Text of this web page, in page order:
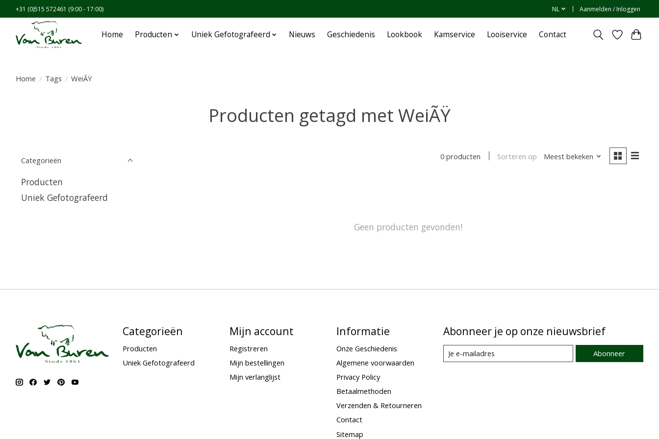
+31 (0)515 572461 (9:00 - 17:00) NL Aanmelden / Inloggen
Home Producten Uniek Gefotografeerd Nieuws Geschiedenis Lookbook Kamservice Looiservice Contact
Home / Tags / WeiÃŸ
Producten getagd met WeiÃŸ
Categorieën
Producten
Uniek Gefotografeerd
0 producten Sorteren op Meest bekeken
Geen producten gevonden!
Categorieën
Producten
Uniek Gefotografeerd
Mijn account
Registreren
Mijn bestellingen
Mijn verlanglijst
Informatie
Onze Geschiedenis
Algemene voorwaarden
Privacy Policy
Betaalmethoden
Verzenden & Retourneren
Contact
Sitemap
Abonneer je op onze nieuwsbrief
Abonneer